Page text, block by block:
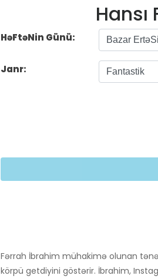
HəFtəNin Günü:
Janr:
Fərrah İbrahim mühakimə olunan
körpü getdiyini göstərir. İbrahim,